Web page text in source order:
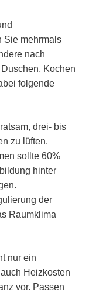
Sie mehrmals
nach
Kochen
folgende
drei- bis
zu lüften.
sollte 60%
hinter
der
Raumklima
nur ein
Heizkosten
vor. Passen